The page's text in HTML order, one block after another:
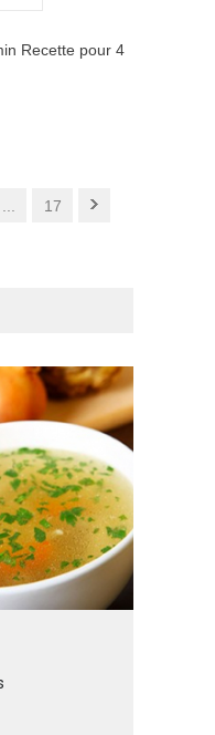
Recette pour 4
17